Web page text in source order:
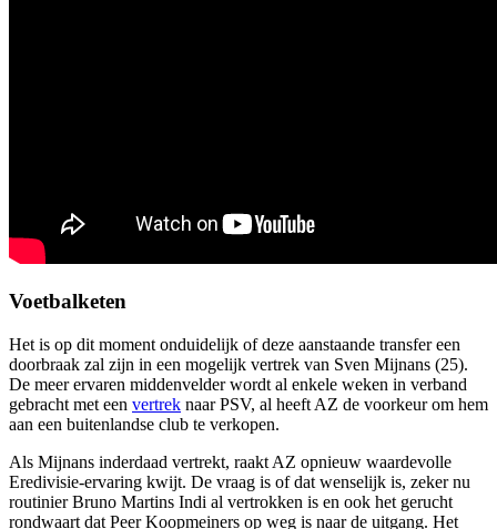
Voetbalketen
Het is op dit moment onduidelijk of deze aanstaande transfer een
doorbraak zal zijn in een mogelijk vertrek van Sven Mijnans (25).
De meer ervaren middenvelder wordt al enkele weken in verband
gebracht met een vertrek naar PSV, al heeft AZ de voorkeur om hem
aan een buitenlandse club te verkopen.
Als Mijnans inderdaad vertrekt, raakt AZ opnieuw waardevolle
Eredivisie-ervaring kwijt. De vraag is of dat wenselijk is, zeker nu
routinier Bruno Martins Indi al vertrokken is en ook het gerucht
rondwaart dat Peer Koopmeiners op weg is naar de uitgang. Het